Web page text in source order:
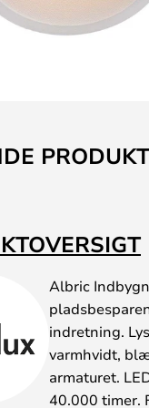
Albric
indretning.
varmhvidt,
armaturet.
40.000 timer.